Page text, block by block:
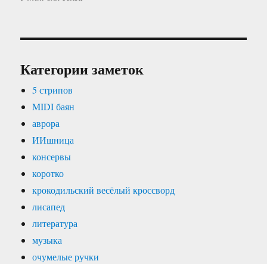
Категории заметок
5 стрипов
MIDI баян
аврора
ИИшница
консервы
коротко
крокодильский весёлый кроссворд
лисапед
литература
музыка
очумелые ручки